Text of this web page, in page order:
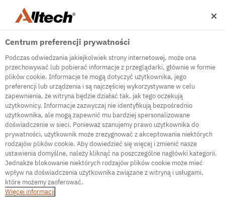
500
Internal Error Server
It seems we're experiencing some technical
difficulties. Try refreshing the page or go to the
homepage
Go to Homepage
Centrum preferencji prywatności
Podczas odwiedzania jakiejkolwiek strony internetowej, może ona
przechowywać lub pobierać informacje z przeglądarki, głównie w formie
plików cookie. Informacje te mogą dotyczyć użytkownika, jego
preferencji lub urządzenia i są najczęściej wykorzystywane w celu
zapewnienia, że witryna będzie działać tak, jak tego oczekują
użytkownicy. Informacje zazwyczaj nie identyfikują bezpośrednio
użytkownika, ale mogą zapewnić mu bardziej spersonalizowane
doświadczenie w sieci. Ponieważ szanujemy prawo użytkownika do
prywatności, użytkownik może zrezygnować z akceptowania niektórych
rodzajów plików cookie. Aby dowiedzieć się więcej i zmienić nasze
ustawienia domyślne, należy kliknąć na poszczególne nagłówki kategorii.
Jednakże blokowanie niektórych rodzajów plików cookie może mieć
wpływ na doświadczenia użytkownika związane z witryną i usługami,
które możemy zaoferować.
Więcej informacji